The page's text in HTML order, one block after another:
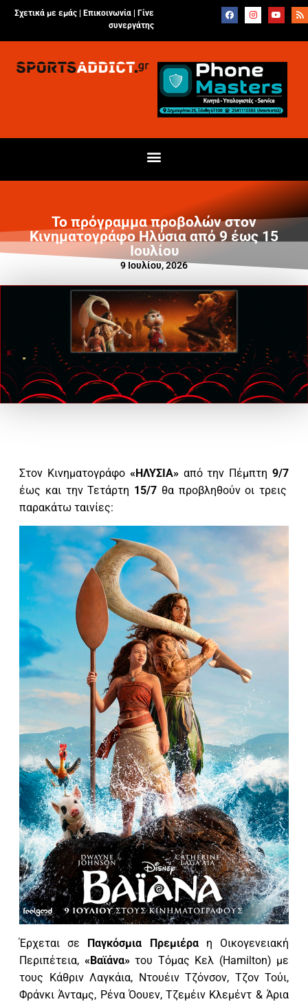
Σχετικά με εμάς | Επικοινωνία
Γίνε
συνεργάτης
Το πρόγραμμα προβολών στον
Κινηματογράφο Ηλύσια από 9 έως 15
Ιουλίου
9 Ιουλίου, 2026
Στον Κινηματογράφο «ΗΛΥΣΙΑ» από την Πέμπτη9/7
έως και την Τετάρτη 15/7 θα προβληθούν οι τρεις
παρακάτω ταινίες:
Έρχεται σε Παγκόσμια Πρεμιέραη Οικογενειακή
Περιπέτεια, «Βαϊάνα»του Τόμας Κελ (Hamilton) με
τους Κάθριν Λαγκάια, Ντουέιν Τζόνσον, Τζον Τούι,
Φράνκι Άνταμς, Ρένα Όουεν, Τζεμέιν Κλεμέντ & Άρια